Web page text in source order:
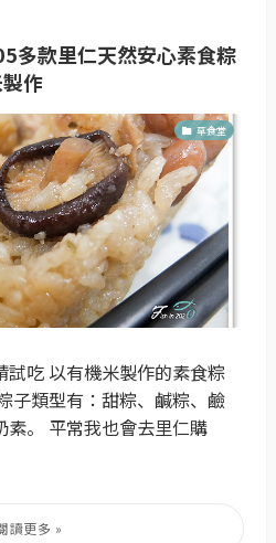
多款里仁天然安心素食粽
作
草食堂
吃 以有機米製作的素食粽
子類型有：甜粽、鹹粽、鹼
。 平常我也會去里仁購